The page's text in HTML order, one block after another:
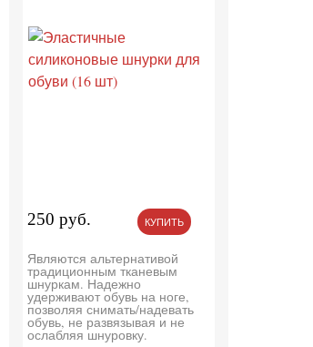
250 руб. КУПИТЬ
Являются альтернативой
традиционным тканевым
шнуркам. Надежно
удерживают обувь на ноге,
позволяя снимать/надевать
обувь, не развязывая и не
ослабляя шнуровку.